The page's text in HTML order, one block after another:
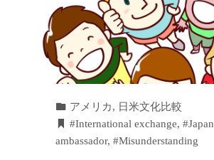
アメリカ, 日米文化比較
#International exchange,
ambassador,#Misunderstanding